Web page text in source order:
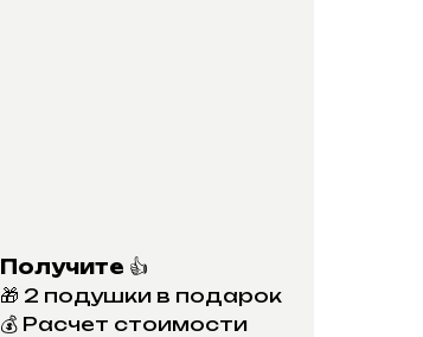
Получите 👍
🎁 2 подушки в подарок
💰 Расчет стоимости